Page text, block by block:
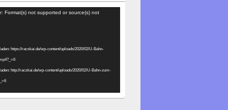
Format(s) not supported or source(s) not
https://racskai.de/wp-content/uploads/2020/02/U-Bahn-
http://racskai.de/wp-content/uploads/2020/02/U-Bahn-zum-